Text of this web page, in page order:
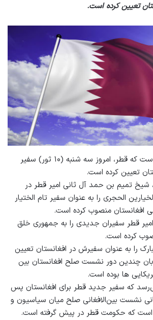
تعیین کرده است.
گزارش‌ها حاکی از آن است که قطر، امروز سه شنبه (۱۰ ثور) سفیر
تعیین کرده است.
شیخ تمیم بن حمد آل ثانی امیر قطر در
الحجری را به عنوان سفیر تام الختیار
افغانستان منصوب کرده است.
قطر سفیران جدیدی را به جمهوری خلق
کرده است.
را به عنوان سفیرش در افغانستان تعیین
چندین دور نشست صلح افغانستان بین
ها بوده است.
که سفیر جدید قطر برای افغانستان پس
نشست بین‌الافغانی صلح میان سیاسیون و
که حکومت قطر در پیش گرفته است.